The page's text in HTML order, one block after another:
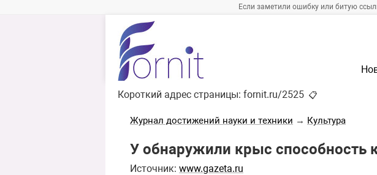
Если заметили ошибку или битую
Короткий адрес страницы: fornit.ru/2525 📋
Журнал достижений науки и техники → Культура
У обнаружили крыс
Источник: www.gazeta.ru